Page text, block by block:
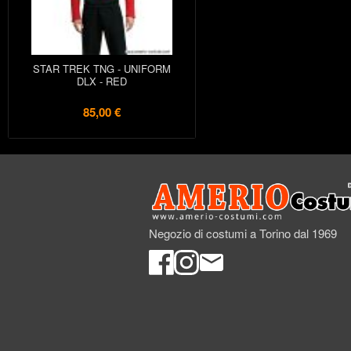
STAR TREK TNG - UNIFORM
DLX - RED
85,00 €
Negozio di costumi a Torino dal 1969